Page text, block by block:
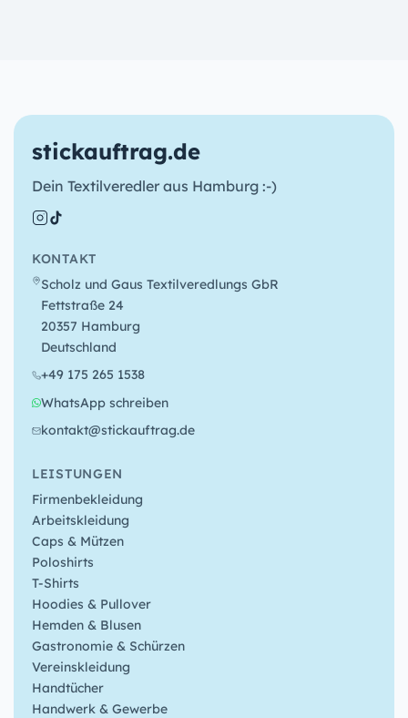
stickauftrag.de
Dein Textilveredler aus Hamburg :-)
KONTAKT
Scholz und Gaus Textilveredlungs GbR
Fettstraße 24
20357 Hamburg
Deutschland
+49 175 265 1538
WhatsApp schreiben
kontakt@stickauftrag.de
LEISTUNGEN
Firmenbekleidung
Arbeitskleidung
Caps & Mützen
Poloshirts
T-Shirts
Hoodies & Pullover
Hemden & Blusen
Gastronomie & Schürzen
Vereinskleidung
Handtücher
Handwerk & Gewerbe